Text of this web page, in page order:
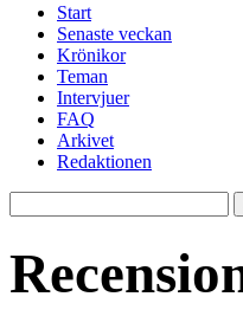
Start
Senaste veckan
Krönikor
Teman
Intervjuer
FAQ
Arkivet
Redaktionen